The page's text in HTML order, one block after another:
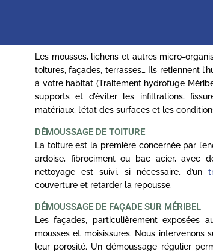
Les mousses, lichens et autres micro-
toitures, façades, terrasses… Ils retiennent
à votre habitat (Traitement hydrofuge
supports et d’éviter les infiltrations,
matériaux, l’état des surfaces et les
DÉMOUSSAGE DE TOITURE
La toiture est la première concernée par
ardoise, fibrociment ou bac acier, avec
nettoyage est suivi, si nécessaire, d’un
couverture et retarder la repousse.
DÉMOUSSAGE DE FAÇADE SUR MÉRIBEL
Les façades, particulièrement exposées
mousses et moisissures. Nous intervenons
leur porosité. Un démoussage régulier